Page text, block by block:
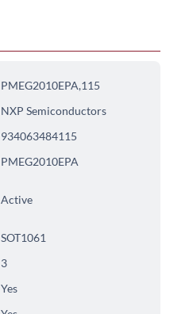
PMEG2010EPA,115
NXP Semiconductors
934063484115
PMEG2010EPA
Active
SOT1061
3
Yes